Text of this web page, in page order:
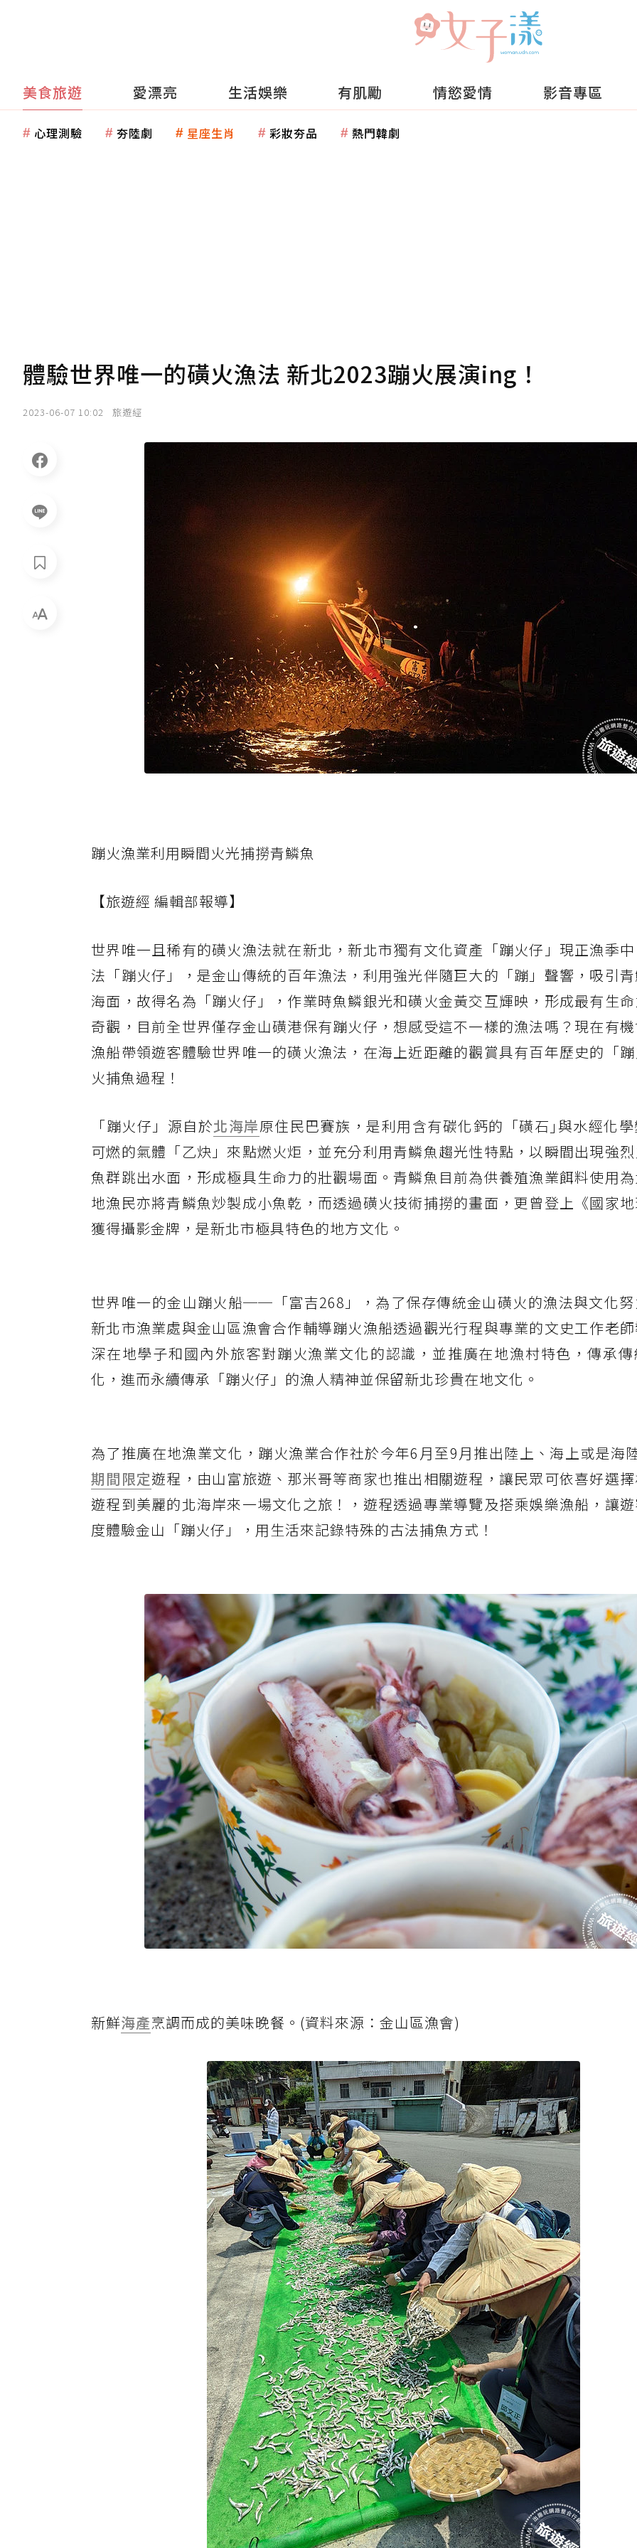
美食旅遊 愛漂亮 生活娛樂 有肌勵 情慾愛情 影音專區
心理測驗 夯陸劇 星座生肖 彩妝夯品 熱門韓劇
體驗世界唯一的磺火漁法 新北2023蹦火展演ing！
2023-06-07 10:02 旅遊經
蹦火漁業利用瞬間火光捕撈青鱗魚
【旅遊經 編輯部報導】
世界唯一且稀有的磺火漁法就在新北，新北市獨有文化資產「蹦火仔」現正漁季
法「蹦火仔」，是金山傳統的百年漁法，利用強光伴隨巨大的「蹦」聲響，吸引
海面，故得名為「蹦火仔」，作業時魚鱗銀光和磺火金黃交互輝映，形成最有生
奇觀，目前全世界僅存金山磺港保有蹦火仔，想感受這不一樣的漁法嗎？現在有
漁船帶領遊客體驗世界唯一的磺火漁法，在海上近距離的觀賞具有百年歷史的「
火捕魚過程！
「蹦火仔」源自於北海岸原住民巴賽族，是利用含有碳化鈣的「磺石｣與水經化
可燃的氣體「乙炔」來點燃火炬，並充分利用青鱗魚趨光性特點，以瞬間出現強
魚群跳出水面，形成極具生命力的壯觀場面。青鱗魚目前為供養殖漁業餌料使用
地漁民亦將青鱗魚炒製成小魚乾，而透過磺火技術捕撈的畫面，更曾登上《國家
獲得攝影金牌，是新北市極具特色的地方文化。
世界唯一的金山蹦火船──「富吉268」，為了保存傳統金山磺火的漁法與文化
新北市漁業處與金山區漁會合作輔導蹦火漁船透過觀光行程與專業的文史工作老
深在地學子和國內外旅客對蹦火漁業文化的認識，並推廣在地漁村特色，傳承
化，進而永續傳承「蹦火仔」的漁人精神並保留新北珍貴在地文化。
為了推廣在地漁業文化，蹦火漁業合作社於今年6月至9月推出陸上、海上或是海
期間限定遊程，由山富旅遊、那米哥等商家也推出相關遊程，讓民眾可依喜好選
遊程到美麗的北海岸來一場文化之旅！，遊程透過專業導覽及搭乘娛樂漁船，讓
度體驗金山「蹦火仔」，用生活來記錄特殊的古法捕魚方式！
新鮮海產烹調而成的美味晚餐。(資料來源：金山區漁會)